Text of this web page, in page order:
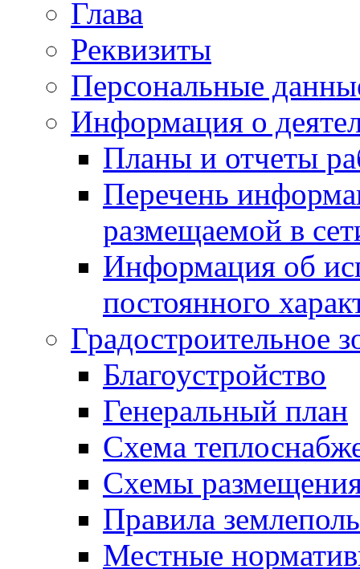
Глава
Реквизиты
Персональные
Информация о
Планы и отчеты
Перечень
размещаемой в
Информация об
постоянного
Градостроительное
Благоустройство
Генеральный план
Схема
Схемы
Правила
Местные